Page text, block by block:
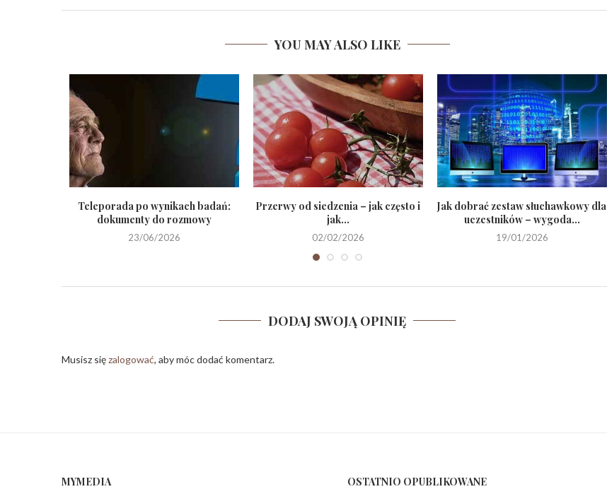
YOU MAY ALSO LIKE
Teleporada po wynikach badań:
dokumenty do rozmowy
23/06/2026
Przerwy od siedzenia – jak często i
jak...
02/02/2026
Jak dobrać zestaw słuchawkowy dla
uczestników – wygoda...
19/01/2026
DODAJ SWOJĄ OPINIĘ
Musisz sięzalogować, aby móc dodać komentarz.
MYMEDIA OSTATNIO OPUBLIKOWANE